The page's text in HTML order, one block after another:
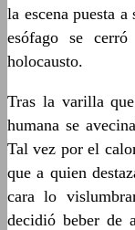
la escena puesta
esófago se
holocausto.
Tras la varilla
humana se
Tal vez por el
que a quien
cara lo
decidió beber de